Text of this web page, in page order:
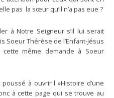
pas la sœur qu’il n’a pas eue ?
à Notre Seigneur s’il lui serait
Soeur Thérèse de l’Enfant-Jésus
même demande à Soeur
à ouvrir l »Histoire d’une
à cette page qui se trouve au